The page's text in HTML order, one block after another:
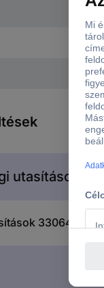
utasítások
3306470